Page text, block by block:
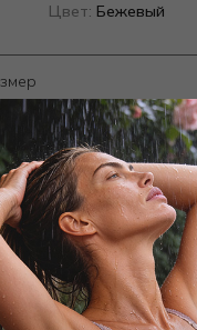
Цвет: Бежевый
Добавить в избранное